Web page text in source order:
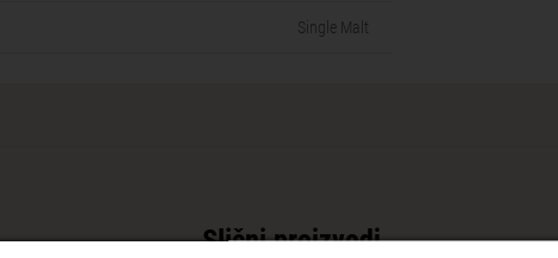
Single Malt
Slični proizvodi